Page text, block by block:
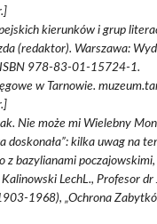
kierunków i grup
(redaktor). Warszawa:
978-83-01-15724-1.
w Tarnowie.
Nie może mi Wielebny
doskonała”: kilka uwag na
z bazylianami poczajowskimi,
Kalinowski LechL., Profesor
1968), „Ochrona